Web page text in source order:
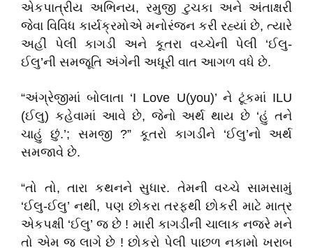
એકપાત્રીય અભિનય,રમુજી ટુચકા અને અંતાક્ષરી
જેવા વિવિધ કાર્યક્રમોએ મનોરંજન કરી રહ્યાં છે, ત્યારે
અહીં પેલી કાગડી અને કૂતરા વચ્ચેની પેલી ‘ઈલુ-
ઈલુ’ની સમજૂતિ અંગેની અધૂરી વાત આગળ વધે છે.
“અંગ્રેજીમાં બોલાતા ‘I Love U(you)’ ને ટૂંકમાં ILU
(ઈલુ) કહેવામાં આવે છે, જેનો અર્થ થાય છે ‘હું તને
ચાહું છું.’; સમજી?” કૂતરો કાગડીને ‘ઈલુ’નો અર્થ
સમજાવે છે.
“તો તો,તારા કથનને સુધાર. તેમની વચ્ચે સામસામું
‘ઈલુ-ઈલુ’નથી, પણ છોકરા તરફથી છોકરી માટે માત્ર
એકપક્ષી ‘ઈલુ’જ છે ! મારી કાગડીની ચાલાક નજરે મને
તો એમ જ લાગે છે ! છોકરો પેલી પાછળ નકામો ખરાબ